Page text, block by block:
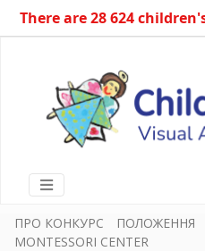
There are 28 624
ПРО КОНКУРС ПОЛОЖЕННЯ
MONTESSORI CENTER